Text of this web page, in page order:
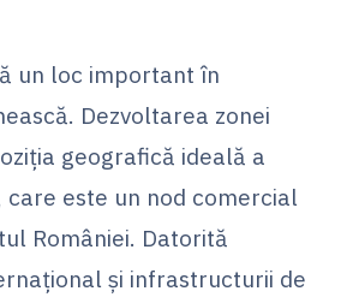
un loc important în
Dezvoltarea zonei
geografică ideală a
care este un nod comercial
României. Datorită
şi infrastructurii de